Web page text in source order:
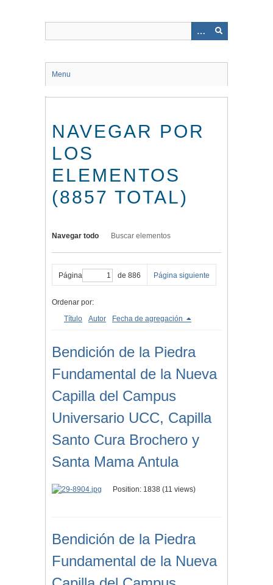
Menu
NAVEGAR POR
LOS
ELEMENTOS
(8857 TOTAL)
Navegar todo Buscar elementos
Página de 886 Página siguiente
Ordenar por:
Título
Autor Fecha de agregación
Bendición de la Piedra
Fundamental de la Nueva
Capilla del Campus
Universario UCC, Capilla
Santo Cura Brochero y
Santa Mama Antula
Position: 1838 (11 views)
Bendición de la Piedra
Fundamental de la Nueva